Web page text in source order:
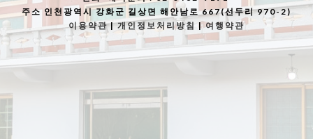
주소인천광역시 강화군 길상면 해안남로 667(선두리 970-2)
이용약관|개인정보처리방침 |여행약관